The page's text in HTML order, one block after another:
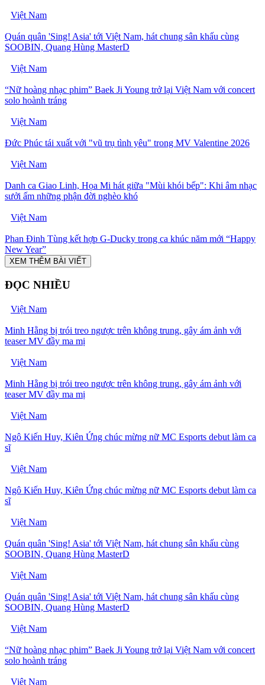
Việt Nam
Quán quân 'Sing! Asia' tới Việt Nam, hát chung sân khấu cùng
SOOBIN, Quang Hùng MasterD
Việt Nam
“Nữ hoàng nhạc phim” Baek Ji Young trở lại Việt Nam với concert
solo hoành tráng
Việt Nam
Đức Phúc tái xuất với "vũ trụ tình yêu" trong MV Valentine 2026
Việt Nam
Danh ca Giao Linh, Họa Mi hát giữa "Mùi khói bếp": Khi âm nhạc
sưởi ấm những phận đời nghèo khó
Việt Nam
Phan Đinh Tùng kết hợp G-Ducky trong ca khúc năm mới “Happy
New Year”
XEM THÊM BÀI VIẾT
ĐỌC NHIỀU
Việt Nam
Minh Hằng bị trói treo ngược trên không trung, gây ám ảnh với
teaser MV đầy ma mị
Việt Nam
Minh Hằng bị trói treo ngược trên không trung, gây ám ảnh với
teaser MV đầy ma mị
Việt Nam
Ngô Kiến Huy, Kiên Ứng chúc mừng nữ MC Esports debut làm ca
sĩ
Việt Nam
Ngô Kiến Huy, Kiên Ứng chúc mừng nữ MC Esports debut làm ca
sĩ
Việt Nam
Quán quân 'Sing! Asia' tới Việt Nam, hát chung sân khấu cùng
SOOBIN, Quang Hùng MasterD
Việt Nam
Quán quân 'Sing! Asia' tới Việt Nam, hát chung sân khấu cùng
SOOBIN, Quang Hùng MasterD
Việt Nam
“Nữ hoàng nhạc phim” Baek Ji Young trở lại Việt Nam với concert
solo hoành tráng
Việt Nam